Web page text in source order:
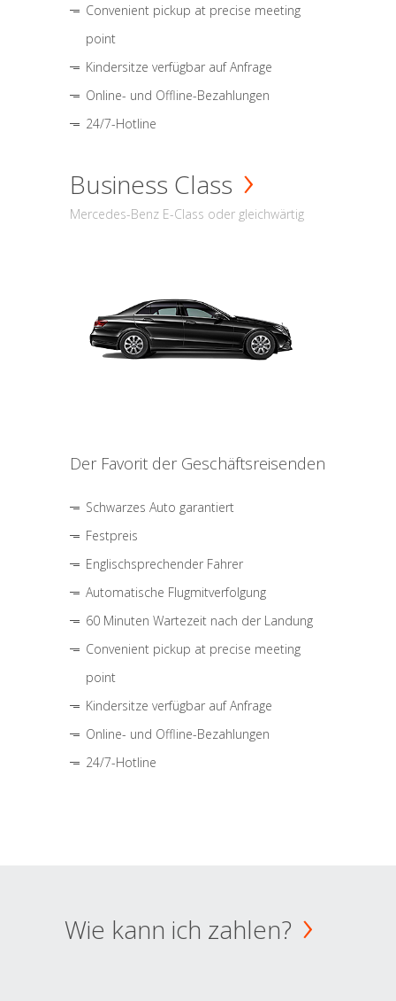
Convenient pickup at precise meeting
point
Kindersitze verfügbar auf Anfrage
Online- und Offline-Bezahlungen
24/7-Hotline
Business Class
Mercedes-Benz E-Class oder gleichwärtig
Der Favorit der Geschäftsreisenden
Schwarzes Auto garantiert
Festpreis
Englischsprechender Fahrer
Automatische Flugmitverfolgung
60 Minuten Wartezeit nach der Landung
Convenient pickup at precise meeting
point
Kindersitze verfügbar auf Anfrage
Online- und Offline-Bezahlungen
24/7-Hotline
Wie kann ich zahlen?